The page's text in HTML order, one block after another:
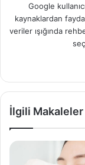
Google
kaynaklardan
veriler ışığında
İlgili Makaleler